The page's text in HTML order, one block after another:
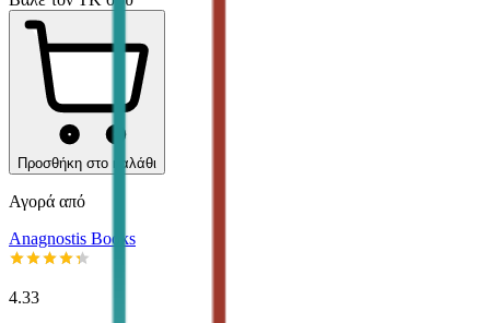
Προσθήκη στο καλάθι
Αγορά από
Anagnostis Books
4.33